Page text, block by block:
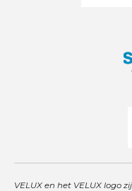
VELUX en het VELUX logo